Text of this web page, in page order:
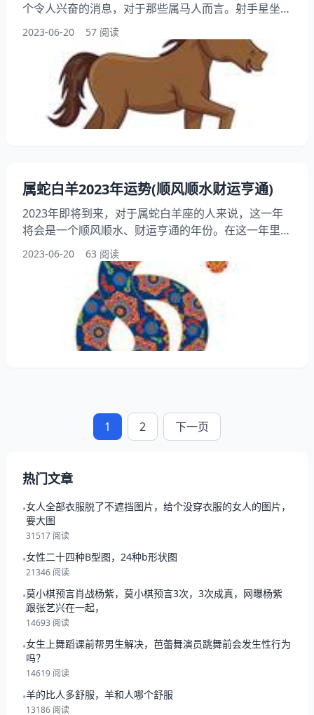
个令人兴奋的消息，对于那些属马人而言。射手星坐是
一个非常有利的星座，它代表着自由、冒险和热情。在
这个星座的影响下，属马人今天将会迎来一波好运，在
财运方面。让我们一起来看看属马人今天的运势吧！
一、财运亨通 今天属马人的财运非常亨通，他们可能
会得到一笔意外的收入或者获得一份新的工作机会。这
些机会可能会来自于他们的社交圈子或者是他们的个人
努力。哪种情况
2023-06-20 57 阅读
属蛇白羊2023年运势(顺风顺水财运亨通)
2023年即将到来，对于属蛇白羊座的人来说，这一年
将会是一个顺风顺水、财运亨通的年份。在这一年里，
他们将会迎来很多机遇和挑战，但只要把握好机会，勇
敢面对挑战，就能够获得成功和财富。我们将会详细探
讨属蛇白羊座在2023年的运势，希望能够为大家带来
一些启示和帮助。 一、事业运势 2023年对于属蛇白羊
座的人来说，事业运势非常不错。他们将会迎来很多机
遇和挑战，但只要把握好机会，勇敢面对挑战
2023-06-20 63 阅读
1 2 下一页
热门文章
•女人全部衣服脱了不遮挡图片，给个没穿衣服的女人的图片，
要大图
31517 阅读
•女性二十四种B型图，24种b形状图
21346 阅读
•莫小棋预言肖战杨紫，莫小棋预言3次，3次成真，网曝杨紫
跟张艺兴在一起，
14693 阅读
•女生上舞蹈课前帮男生解决，芭蕾舞演员跳舞前会发生性行为
吗？
14619 阅读
•羊的比人多舒服，羊和人哪个舒服
13186 阅读